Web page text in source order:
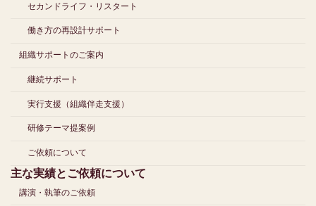
セカンドライフ・リスタート
働き方の再設計サポート
組織サポートのご案内
継続サポート
実行支援（組織伴走支援）
研修テーマ提案例
ご依頼について
主な実績とご依頼について
講演・執筆のご依頼